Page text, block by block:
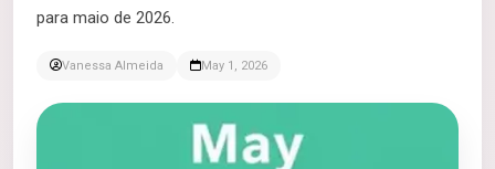
para maio de 2026.
Vanessa Almeida May 1, 2026